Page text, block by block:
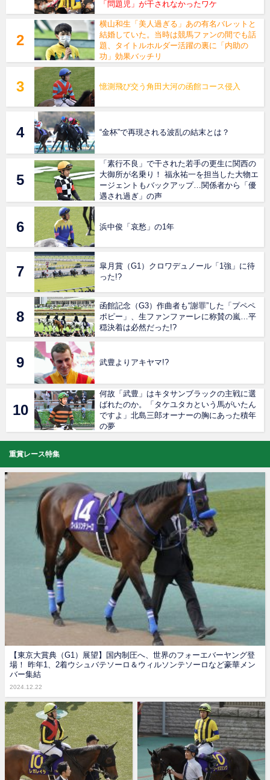
「問題児」が干されなかったワケ
横山和生「美人過ぎる」あの有名バレットと
結婚していた。当時は競馬ファンの間でも話
題、タイトルホルダー活躍の裏に「内助の
功」効果バッチリ
憶測飛び交う角田大河の函館コース侵入
“金杯”で再現される波乱の結末とは？
「素行不良」で干された若手の更生に関西の
大御所が名乗り！ 福永祐一を担当した大物エ
ージェントもバックアップ…関係者から「優
遇され過ぎ」の声
浜中俊「哀愁」の1年
皐月賞（G1）クロワデュノール「1強」に待
った!?
函館記念（G3）作曲者も“謝罪”した「プペペ
ポピー」、生ファンファーレに称賛の嵐…平
穏決着は必然だった!?
武豊よりアキヤマ!?
何故「武豊」はキタサンブラックの主戦に選
ばれたのか。「タケユタカという馬がいたん
ですよ」北島三郎オーナーの胸にあった積年
の夢
重賞レース特集
【東京大賞典（G1）展望】国内制圧へ、世界のフォーエバーヤング登
場！ 昨年1、2着ウシュバテソーロ＆ウィルソンテソーロなど豪華メン
バー集結
2024.12.22